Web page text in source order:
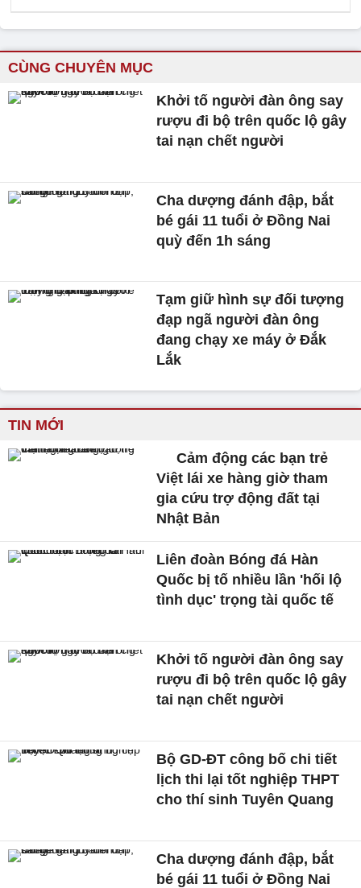
CÙNG CHUYÊN MỤC
Khởi tố người đàn ông say
rượu đi bộ trên quốc lộ gây
tai nạn chết người
Cha dượng đánh đập, bắt
bé gái 11 tuổi ở Đồng Nai
quỳ đến 1h sáng
Tạm giữ hình sự đối tượng
đạp ngã người đàn ông
đang chạy xe máy ở Đắk
Lắk
TIN MỚI
Cảm động các bạn trẻ
Việt lái xe hàng giờ tham
gia cứu trợ động đất tại
Nhật Bản
Liên đoàn Bóng đá Hàn
Quốc bị tố nhiều lần 'hối lộ
tình dục' trọng tài quốc tế
Khởi tố người đàn ông say
rượu đi bộ trên quốc lộ gây
tai nạn chết người
Bộ GD-ĐT công bố chi tiết
lịch thi lại tốt nghiệp THPT
cho thí sinh Tuyên Quang
Cha dượng đánh đập, bắt
bé gái 11 tuổi ở Đồng Nai